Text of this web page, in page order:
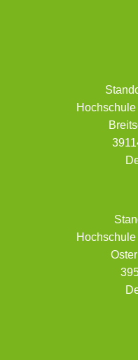
Hochschule
Hochschule